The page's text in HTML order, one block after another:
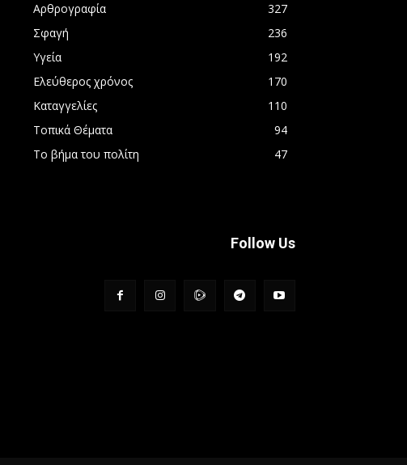
Αρθρογραφία
327
Σφαγή
236
Υγεία
192
Ελεύθερος χρόνος
170
Καταγγελίες
110
Τοπικά Θέματα
94
Το βήμα του πολίτη
47
Follow Us